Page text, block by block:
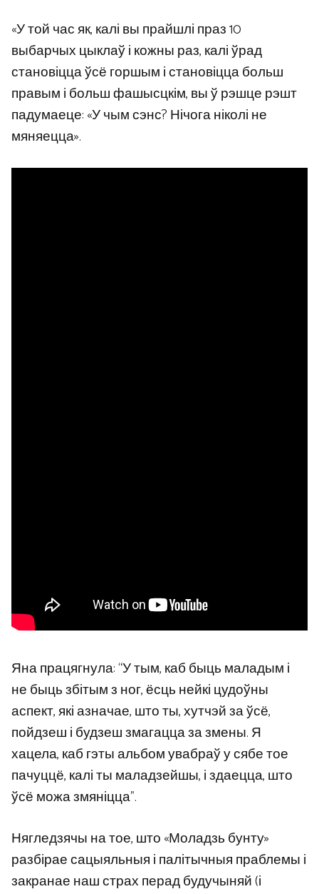
«У той час як, калі вы прайшлі праз 10
выбарчых цыклаў і кожны раз, калі ўрад
становіцца ўсё горшым і становіцца больш
правым і больш фашысцкім, вы ў рэшце рэшт
падумаеце: «У чым сэнс? Нічога ніколі не
мяняецца».
Яна працягнула: “У тым, каб быць маладым і
не быць збітым з ног, ёсць нейкі цудоўны
аспект, які азначае, што ты, хутчэй за ўсё,
пойдзеш і будзеш змагацца за змены. Я
хацела, каб гэты альбом увабраў у сябе тое
пачуццё, калі ты маладзейшы, і здаецца, што
ўсё можа змяніцца”.
Нягледзячы на ​​тое, што «Моладзь бунту»
разбірае сацыяльныя і палітычныя праблемы і
закранае наш страх перад будучыняй (і